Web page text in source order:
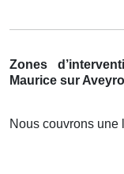
Zones
Maurice sur
Nous couvrons une